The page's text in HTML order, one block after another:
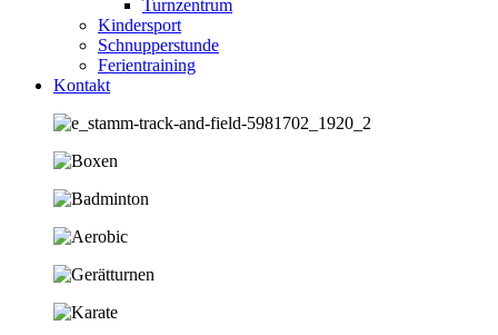
Turnzentrum
Kindersport
Schnupperstunde
Ferientraining
Kontakt